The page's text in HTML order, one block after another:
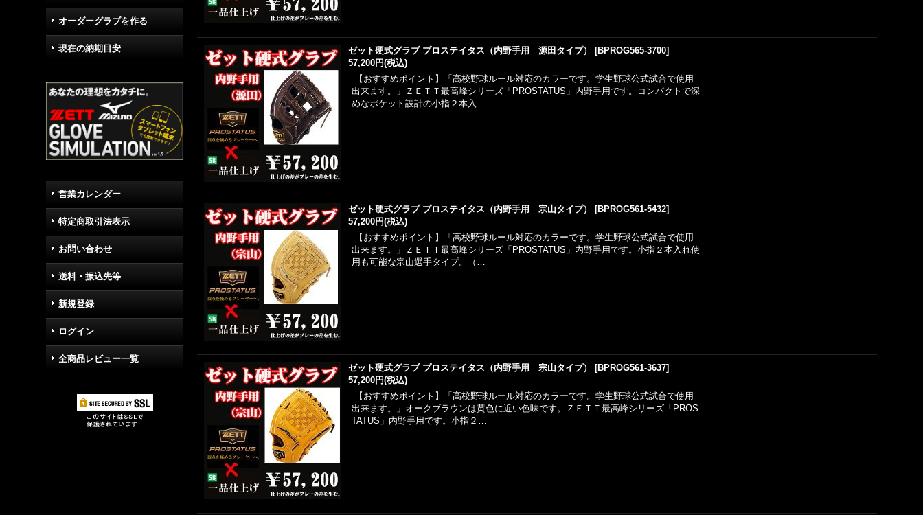
オーダーグラブを作る
現在の納期目安
営業カレンダー
特定商取引法表示
お問い合わせ
送料・振込先等
新規登録
ログイン
全商品レビュー一覧
ゼット硬式グラブ プロステイタス（内野手用 源田タイプ） [BPROG565-3700]
57,200円(税込)
【おすすめポイント】「高校野球ルール対応のカラーです。学生野球公式試合で使用
出来ます。」ＺＥＴＴ最高峰シリーズ「PROSTATUS」内野手用です。コンパクトで深
めなポケット設計の小指２本入…
ゼット硬式グラブ プロステイタス（内野手用 宗山タイプ） [BPROG561-5432]
57,200円(税込)
【おすすめポイント】「高校野球ルール対応のカラーです。学生野球公式試合で使用
出来ます。」ＺＥＴＴ最高峰シリーズ「PROSTATUS」内野手用です。小指２本入れ使
用も可能な宗山選手タイプ。（…
ゼット硬式グラブ プロステイタス（内野手用 宗山タイプ） [BPROG561-3637]
57,200円(税込)
【おすすめポイント】「高校野球ルール対応のカラーです。学生野球公式試合で使用
出来ます。」オークブラウンは黄色に近い色味です。ＺＥＴＴ最高峰シリーズ「PROS
TATUS」内野手用です。小指２…